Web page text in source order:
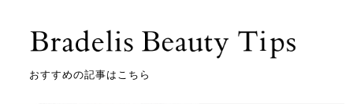
おすすめの記事はこちら